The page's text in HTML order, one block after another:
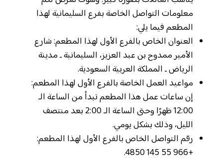
معلومات التواصل الخاصة بفرع السليمانية لهذا
المطعم فيما يلي:
العنوان الخاص بالفرع الأول لهذا المطعم: شارع
الأمير ممدوح بن عبد العزيز، السليمانية ـ مدينة
الرياض ـ المملكة العربية السعودية.
مواعيد العمل الخاصة بالفرع الأول لهذا المطعم:
إن ساعات عمل هذا المطعم تبدأ من الساعة الـ
12:00 ظهرًا وحتى الساعة الـ 2:00 بعد منتصف
الليل، وذلك بشكل يومي.
رقم التواصل الخاص بالفرع الأول لهذا المطعم:
+966 55 145 4850.